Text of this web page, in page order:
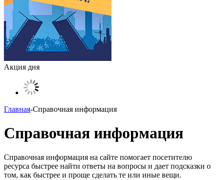
Акция дня
Главная-Справочная информация
Справочная информация
Справочная информация на сайте помогает посетителю
ресурса быстрее найти ответы на вопросы и дает подсказки о
том, как быстрее и проще сделать те или иные вещи.